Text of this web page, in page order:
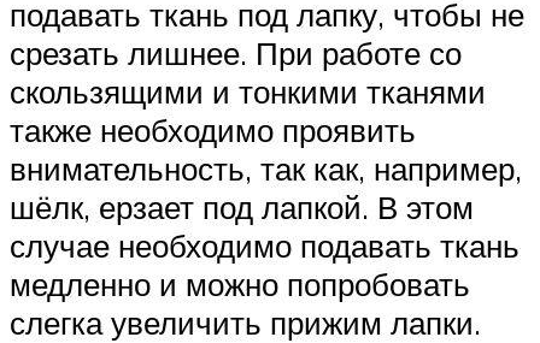
подавать ткань под лапку, чтобы не
срезать лишнее. При работе со
скользящими и тонкими тканями
также необходимо проявить
внимательность, так как, например,
шёлк, ерзает под лапкой. В этом
случае необходимо подавать ткань
медленно и можно попробовать
слегка увеличить прижим лапки.